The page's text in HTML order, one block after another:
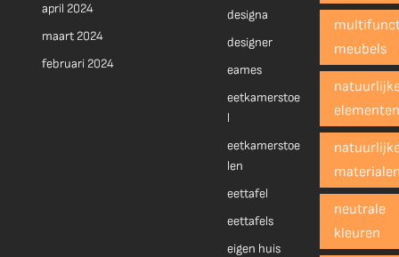
april 2024
maart 2024
februari 2024
designa
designer
eames
eetkamerstoe
l
eetkamerstoe
len
eettafel
eettafels
eigen huis
meubels
neutrale
kleuren